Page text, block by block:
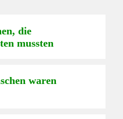
die
mussten
waren